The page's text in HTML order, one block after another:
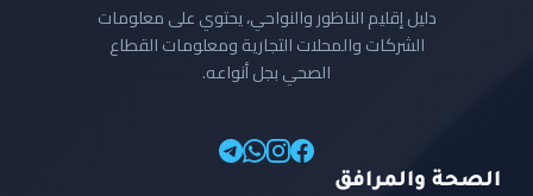
دليل إقليم الناظور والنواحي، يحتوي على معلومات
الشركات والمحلات التجارية ومعلومات القطاع
الصحي بجل أنواعه.
الصحة والمرافق